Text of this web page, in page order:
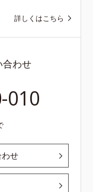
詳しくはこちら
合わせ
010
せ